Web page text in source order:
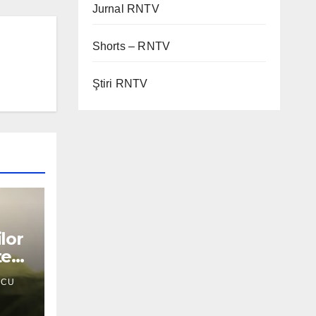
Jurnal RNTV
Shorts – RNTV
Ştiri RNTV